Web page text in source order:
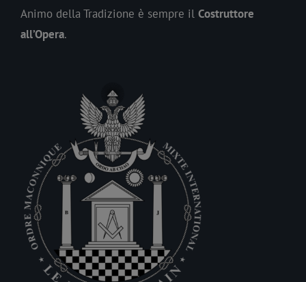
Animo della Tradizione è sempre il Costruttore
all’Opera.